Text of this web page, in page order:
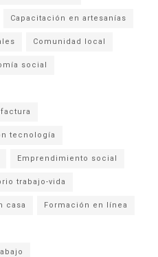
Capacitación en artesanías
Comunidad local
social
tecnología
Emprendimiento social
trabajo-vida
casa Formación en línea